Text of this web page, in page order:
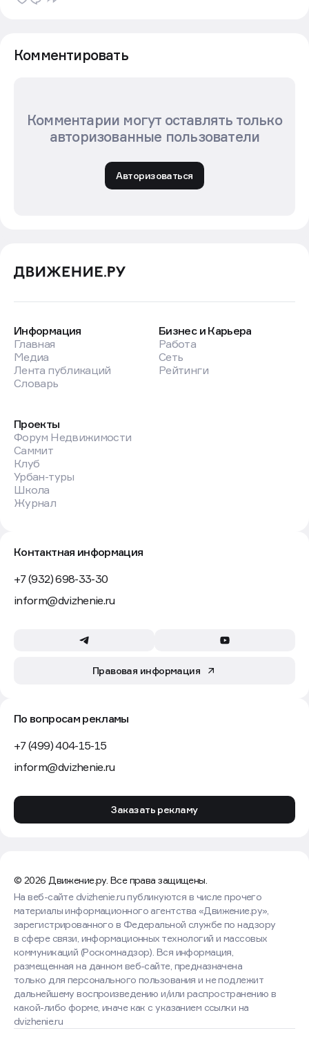
Комментировать
Комментарии могут оставлять только
авторизованные пользователи
Авторизоваться
Информация
Главная
Медиа
Лента публикаций
Словарь
Бизнес и Карьера
Работа
Сеть
Рейтинги
Проекты
Форум Недвижимости
Саммит
Клуб
Урбан-туры
Школа
Журнал
Контактная информация
+7 (932) 698-33-30
inform@dvizhenie.ru
Правовая информация
По вопросам рекламы
+7 (499) 404-15-15
inform@dvizhenie.ru
Заказать рекламу
© 2026 Движение.ру. Все права защищены.
На веб-сайте dvizhenie.ru публикуются в числе прочего
материалы информационного агентства «Движение.ру»,
зарегистрированного в Федеральной службе по надзору
в сфере связи, информационных технологий и массовых
коммуникаций (Роскомнадзор). Вся информация,
размещенная на данном веб-сайте, предназначена
только для персонального пользования и не подлежит
дальнейшему воспроизведению и/или распространению в
какой-либо форме, иначе как с указанием ссылки на
dvizhenie.ru